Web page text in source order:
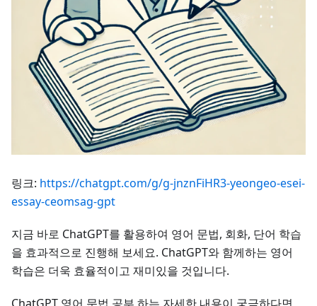
링크: https://chatgpt.com/g/g-jnznFiHR3-yeongeo-esei-
essay-ceomsag-gpt
지금 바로 ChatGPT를 활용하여 영어 문법, 회화, 단어 학습
을 효과적으로 진행해 보세요. ChatGPT와 함께하는 영어
학습은 더욱 효율적이고 재미있을 것입니다.